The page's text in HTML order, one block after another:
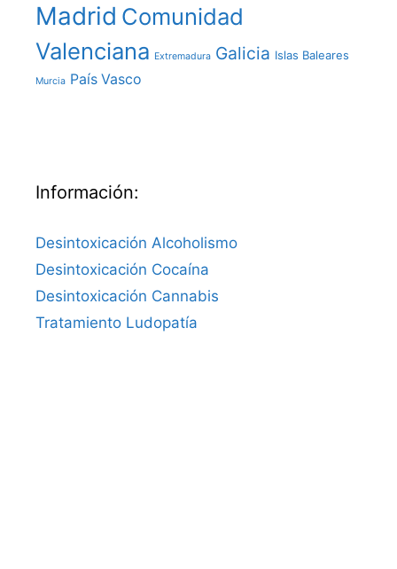
Madrid Comunidad
Valenciana Extremadura Galicia Islas Baleares
Murcia País Vasco
Información:
Desintoxicación Alcoholismo
Desintoxicación Cocaína
Desintoxicación Cannabis
Tratamiento Ludopatía